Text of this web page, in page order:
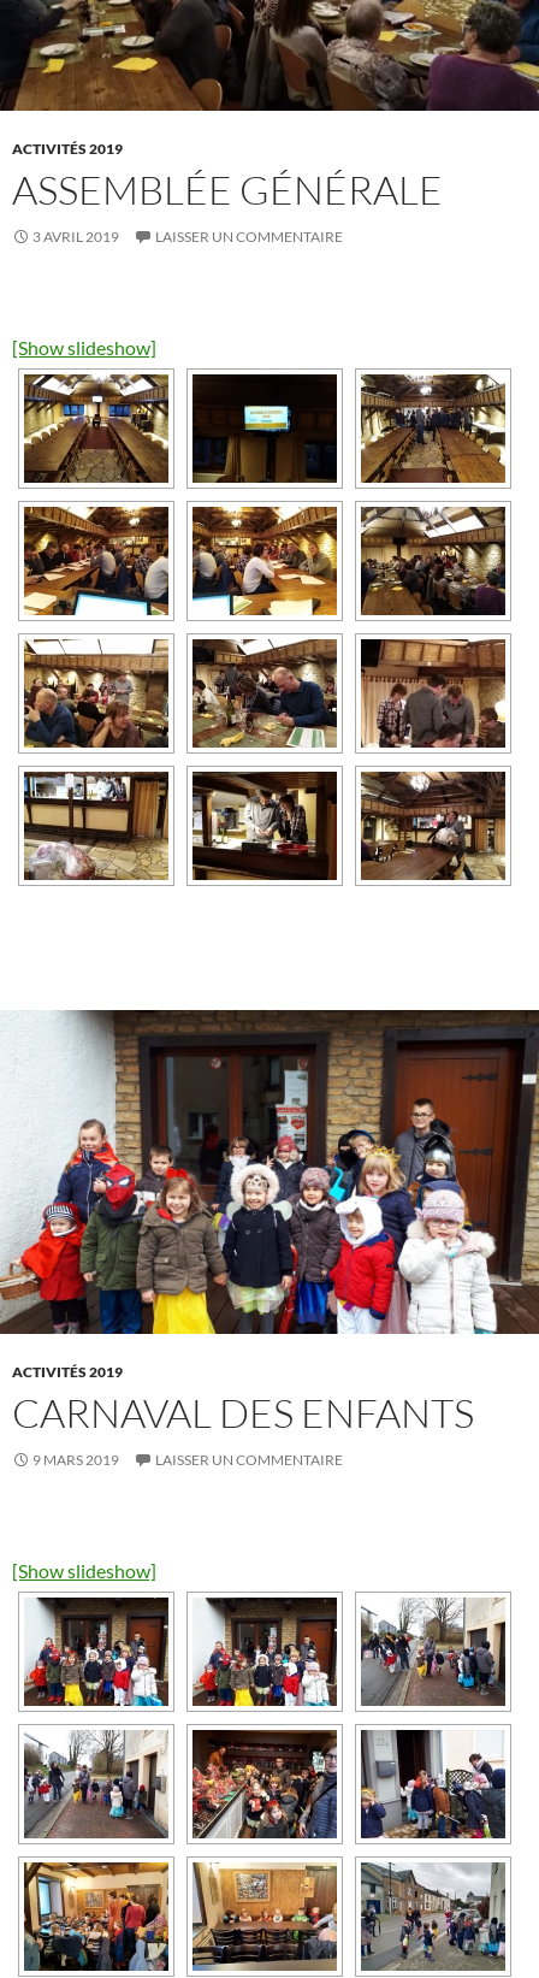
ACTIVITÉS 2019
ASSEMBLÉE GÉNÉRALE
3 AVRIL 2019 LAISSER UN COMMENTAIRE
[Show slideshow]
ACTIVITÉS 2019
CARNAVAL DES ENFANTS
9 MARS 2019 LAISSER UN COMMENTAIRE
[Show slideshow]